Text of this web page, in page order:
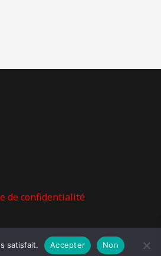
de confidentialité
satisfait. Accepter Non